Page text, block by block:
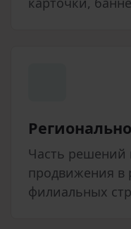
Часть решений
продвижения в
филиальных